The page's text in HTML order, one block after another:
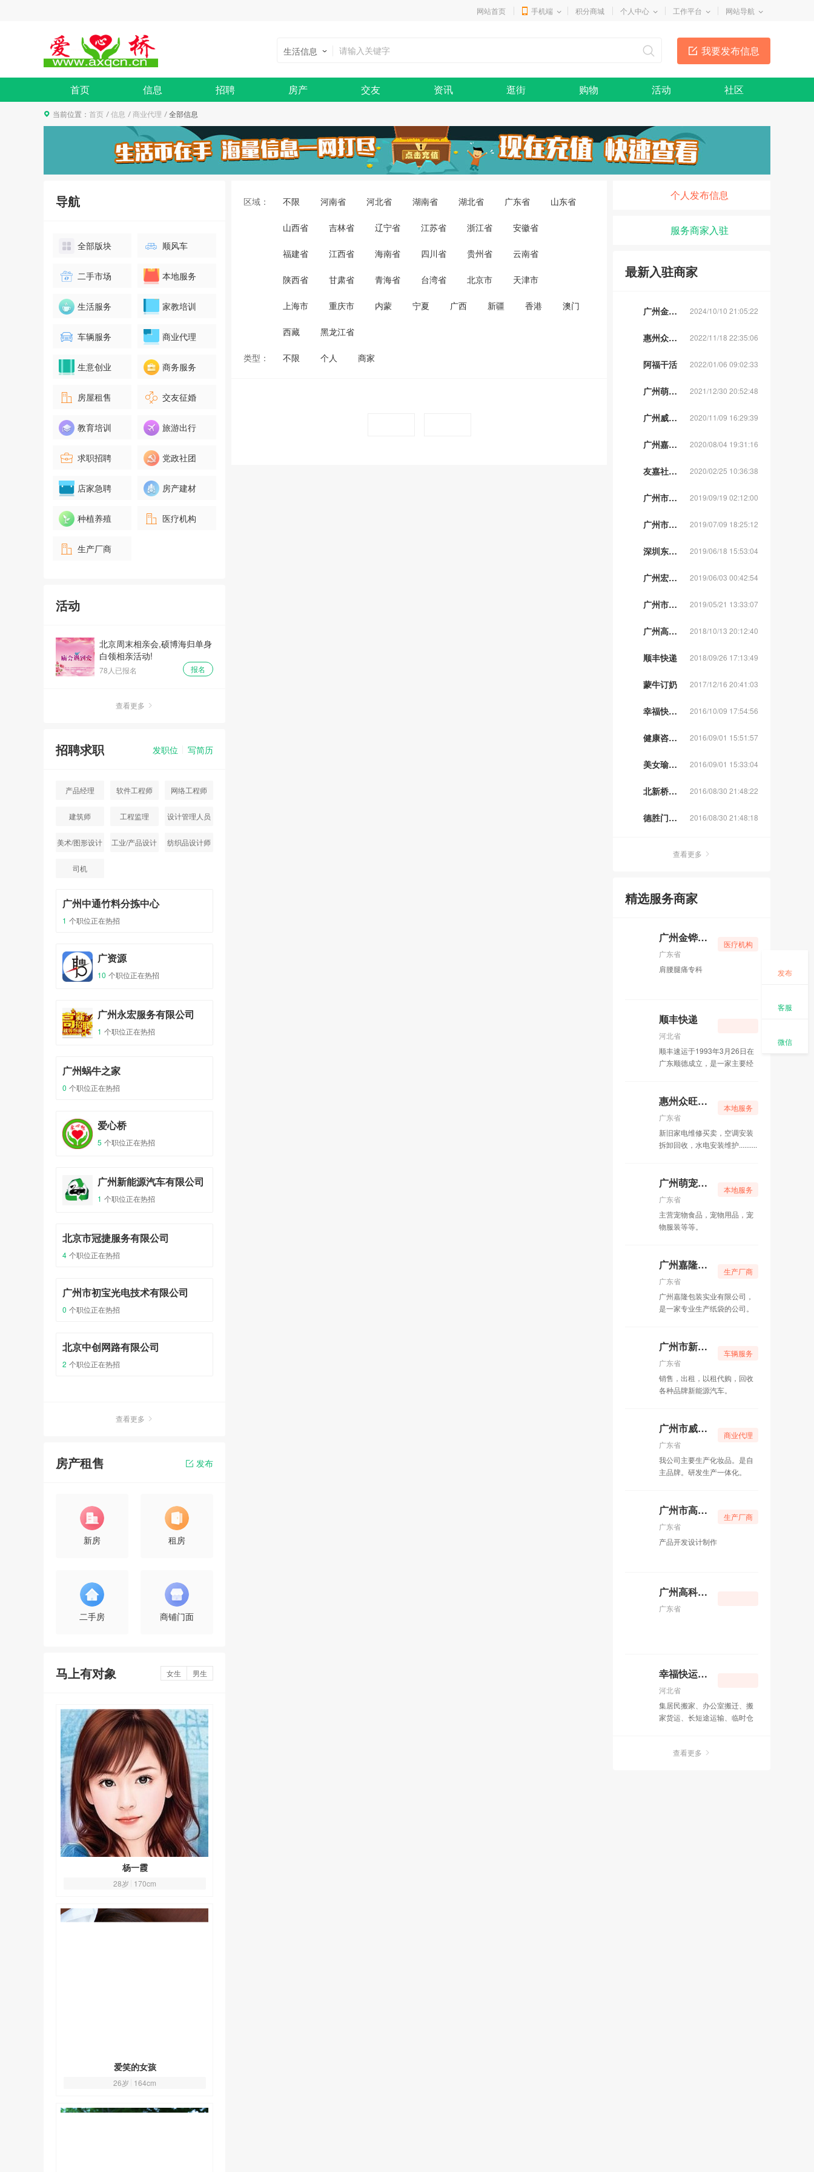
网站首页 手机端 积分商城 个人中心 工作平台 网站导航
我要发布信息
生活信息
首页 信息 招聘 房产 交友 资讯 逛街 购物 活动 社区
当前位置： 首页 信息 商业代理 全部信息
导航
全部版块 顺风车
二手市场 本地服务
生活服务 家教培训
车辆服务 商业代理
生意创业 商务服务
房屋租售 交友征婚
教育培训 旅游出行
求职招聘 党政社团
店家急聘 房产建材
种植养殖 医疗机构
生产厂商
活动
北京周末相亲会,硕博海归单身
白领相亲活动!
报名
78人已报名
查看更多
发职位 写简历
招聘求职
产品经理 软件工程师 网络工程师
建筑师 工程监理 设计管理人员
美术/图形设计 工业/产品设计 纺织品设计师
司机
广州中通竹料分拣中心
1 个职位正在热招
广资源
10 个职位正在热招
广州永宏服务有限公司
1 个职位正在热招
广州蜗牛之家
0 个职位正在热招
爱心桥
5 个职位正在热招
广州新能源汽车有限公司
1 个职位正在热招
北京市冠捷服务有限公司
4 个职位正在热招
广州市初宝光电技术有限公司
0 个职位正在热招
北京中创网路有限公司
2 个职位正在热招
查看更多
房产租售 发布
新房 租房
二手房 商铺门面
女生 男生
马上有对象
杨一霞
28岁 170cm
爱笑的女孩
26岁 164cm
区域： 不限 河南省 河北省 湖南省 湖北省 广东省 山东省
山西省 吉林省 辽宁省 江苏省 浙江省 安徽省
福建省 江西省 海南省 四川省 贵州省 云南省
陕西省 甘肃省 青海省 台湾省 北京市 天津市
上海市 重庆市 内蒙 宁夏 广西 新疆 香港 澳门
西藏 黑龙江省
类型： 不限 个人 商家
个人发布信息
服务商家入驻
最新入驻商家
2024/10/10 21:05:22
广州金铧肩腰腿痛专科
2022/11/18 22:35:06
惠州众旺家用电器经营维修部
2022/01/06 09:02:33
阿福干活
2021/12/30 20:52:48
广州萌宠美食店
2020/11/09 16:29:39
广州威娜化妆品
2020/08/04 19:31:16
广州嘉隆包装实业有限公司
2020/02/25 10:36:38
友嘉社区生鲜配送
2019/09/19 02:12:00
广州市新能源汽车有限公司
2019/07/09 18:25:12
广州市威娜化妆品有限公司。
2019/06/18 15:53:04
深圳东威电子
2019/06/03 00:42:54
广州宏达电子
2019/05/21 13:33:07
广州市高科电子
2018/10/13 20:12:40
广州高科电子
2018/09/26 17:13:49
顺丰快递
2017/12/16 20:41:03
蒙牛订奶
2016/10/09 17:54:56
幸福快运搬家公司
2016/09/01 15:51:57
健康咨询热线
2016/09/01 15:33:04
美女瑜伽速成班
2016/08/30 21:48:22
北新桥中医院
2016/08/30 21:48:18
德胜门长途汽车站
查看更多
精选服务商家
医疗机构
广州金铧肩腰腿痛专科
广东省
肩腰腿痛专科
顺丰快递
河北省
顺丰速运于1993年3月26日在
广东顺德成立，是一家主要经
本地服务
惠州众旺家用电器经营维修部
广东省
新旧家电维修买卖，空调安装
拆卸回收，水电安装维护..........
本地服务
广州萌宠美食店
广东省
主营宠物食品，宠物用品，宠
物服装等等。
生产厂商
广州嘉隆包装实业有限公司
广东省
广州嘉隆包装实业有限公司，
是一家专业生产纸袋的公司。
车辆服务
广州市新能源汽车有限公司
广东省
销售，出租，以租代购，回收
各种品牌新能源汽车。
商业代理
广州市威娜化妆品有限公司。
广东省
我公司主要生产化妆品。是自
主品牌。研发生产一体化。
生产厂商
广州市高科电子
广东省
产品开发设计制作
广州高科电子
广东省
幸福快运搬家公司
河北省
集居民搬家、办公室搬迁、搬
家货运、长短途运输、临时仓
备迁移、空调移机、服务器搬
查看更多
发布
客服
微信